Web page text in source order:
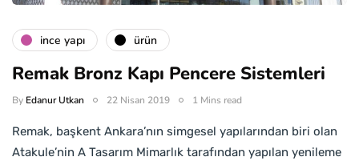
i̇nce yapı ürün
Remak Bronz Kapı Pencere Sistemleri
By Edanur Utkan 22 Nisan 2019 1 Mins read
Remak, başkent Ankara’nın simgesel yapılarından biri olan
Atakule’nin A Tasarım Mimarlık tarafından yapılan yenileme